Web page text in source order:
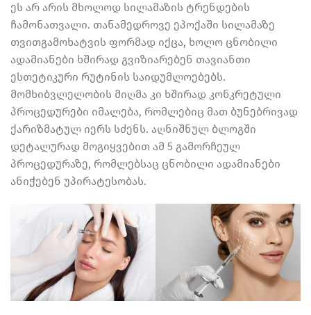
ეს არ არის მხოლოდ სილამაზის ტრენდების
ჩამონათვალი. თანამედროვე ეპოქაში სილამაზე
თვითგამოხატვის ფორმად იქცა, ხოლო ცნობილი
ადამიანები ხშირად გვიზიარებენ თავიანთი
ესთეტიკური რუტინის საიდუმლოებებს.
მომხიბვლელობის მიღმა კი ხშირად კონკრეტული
პროცედურები იმალება, რომლებიც მათ ბუნებრივად
ქარიზმატულ იერს სძენს. აღნიშნულ ბლოგში
დეტალურად მოგიყვებით ამ 5 გამორჩეულ
პროცედურაზე, რომლებსაც ცნობილი ადამიანები
ანიჭებენ უპირატესობას.